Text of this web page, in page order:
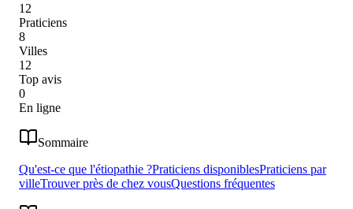
12
Praticiens
8
Villes
12
Top avis
0
En ligne
Sommaire
Qu'est-ce que l'étiopathie ?Praticiens disponiblesPraticiens par
villeTrouver près de chez vousQuestions fréquentes